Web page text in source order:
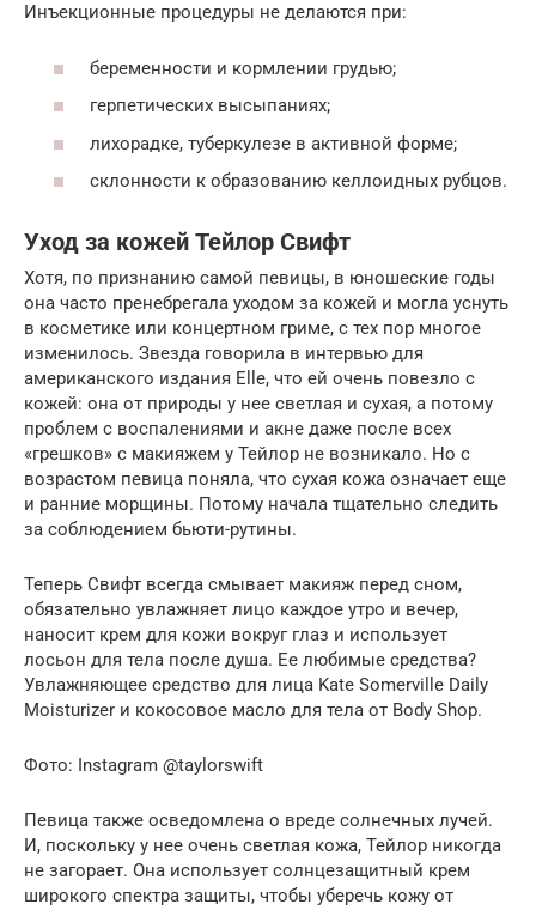
Инъекционные процедуры не делаются при:
беременности и кормлении грудью;
герпетических высыпаниях;
лихорадке, туберкулезе в активной форме;
склонности к образованию келлоидных рубцов.
Уход за кожей Тейлор Свифт
Хотя, по признанию самой певицы, в юношеские годы
она часто пренебрегала уходом за кожей и могла уснуть
в косметике или концертном гриме, с тех пор многое
изменилось. Звезда говорила в интервью для
американского издания Elle, что ей очень повезло с
кожей: она от природы у нее светлая и сухая, а потому
проблем с воспалениями и акне даже после всех
«грешков» с макияжем у Тейлор не возникало. Но с
возрастом певица поняла, что сухая кожа означает еще
и ранние морщины. Потому начала тщательно следить
за соблюдением бьюти-рутины.
Теперь Свифт всегда смывает макияж перед сном,
обязательно увлажняет лицо каждое утро и вечер,
наносит крем для кожи вокруг глаз и использует
лосьон для тела после душа. Ее любимые средства?
Увлажняющее средство для лица Kate Somerville Daily
Moisturizer и кокосовое масло для тела от Body Shop.
Фото: Instagram @taylorswift
Певица также осведомлена о вреде солнечных лучей.
И, поскольку у нее очень светлая кожа, Тейлор никогда
не загорает. Она использует солнцезащитный крем
широкого спектра защиты, чтобы уберечь кожу от